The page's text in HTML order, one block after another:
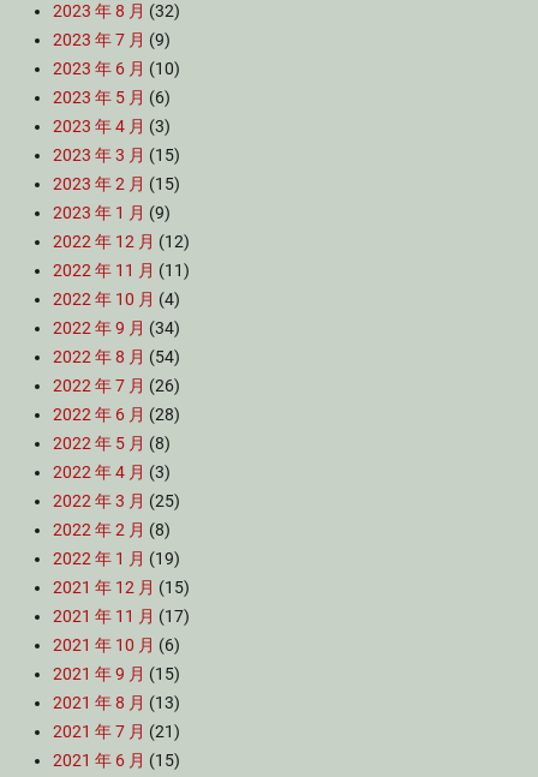
2023 年 8 月 (32)
2023 年 7 月 (9)
2023 年 6 月 (10)
2023 年 5 月 (6)
2023 年 4 月 (3)
2023 年 3 月 (15)
2023 年 2 月 (15)
2023 年 1 月 (9)
2022 年 12 月 (12)
2022 年 11 月 (11)
2022 年 10 月 (4)
2022 年 9 月 (34)
2022 年 8 月 (54)
2022 年 7 月 (26)
2022 年 6 月 (28)
2022 年 5 月 (8)
2022 年 4 月 (3)
2022 年 3 月 (25)
2022 年 2 月 (8)
2022 年 1 月 (19)
2021 年 12 月 (15)
2021 年 11 月 (17)
2021 年 10 月 (6)
2021 年 9 月 (15)
2021 年 8 月 (13)
2021 年 7 月 (21)
2021 年 6 月 (15)